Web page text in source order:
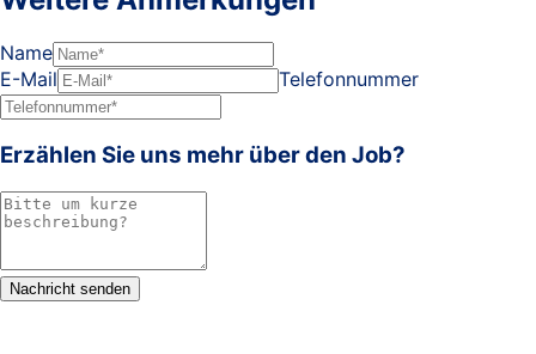
Name
E-Mail
Telefonnummer
Erzählen Sie uns mehr über den Job?
Nachricht senden